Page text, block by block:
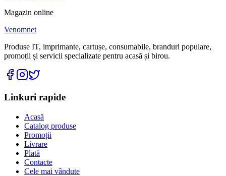
Magazin online
Venomnet
Produse IT, imprimante, cartușe, consumabile, branduri populare,
promoții și servicii specializate pentru acasă și birou.
Linkuri rapide
Acasă
Catalog produse
Promoții
Livrare
Plată
Contacte
Cele mai vândute